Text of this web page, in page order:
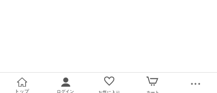
トップ ログイン